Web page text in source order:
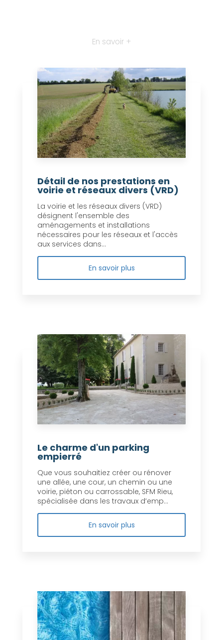
En savoir +
Détail de nos prestations en
voirie et réseaux divers (VRD)
La voirie et les réseaux divers (VRD)
désignent l'ensemble des
aménagements et installations
nécessaires pour les réseaux et l'accès
aux services dans...
En savoir plus
Le charme d'un parking
empierré
Que vous souhaitiez créer ou rénover
une allée, une cour, un chemin ou une
voirie, piéton ou carrossable, SFM Rieu,
spécialisée dans les travaux d’emp...
En savoir plus